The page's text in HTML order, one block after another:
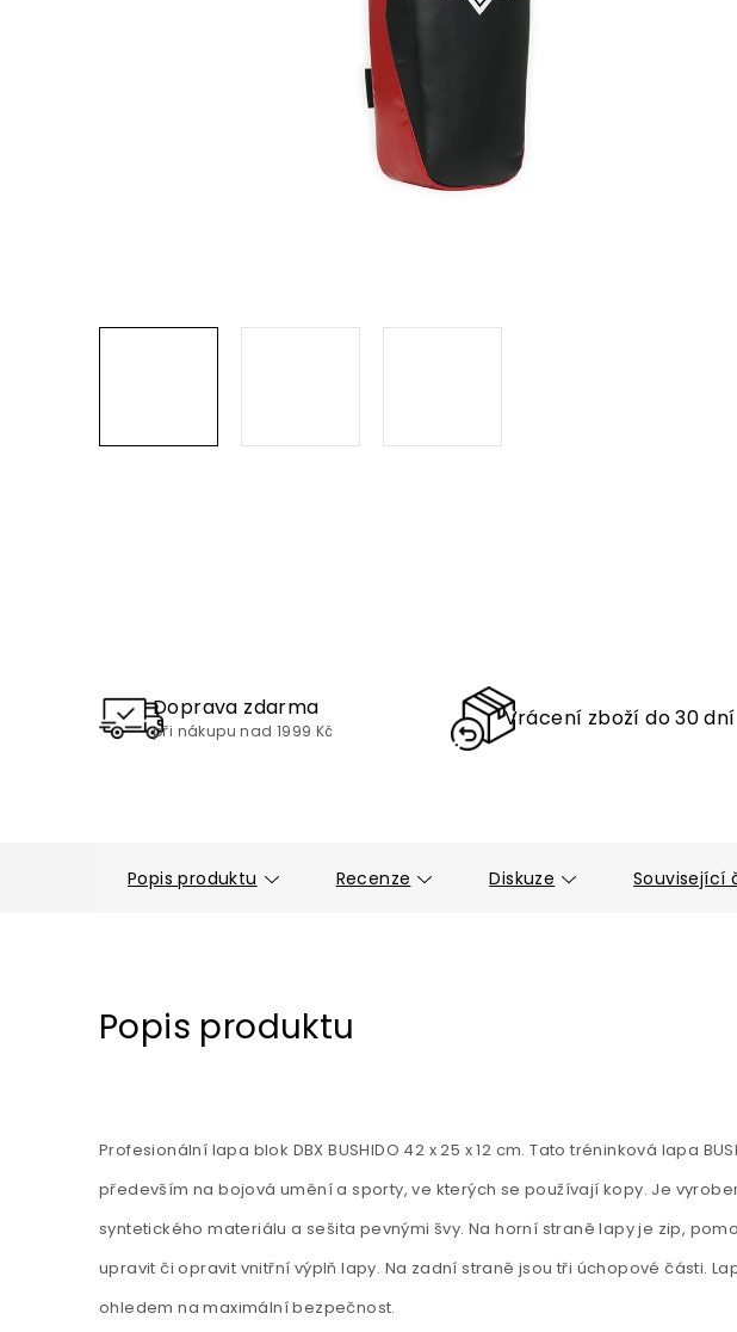
Doprava zdarma
při nákupu nad 1999 Kč Vrácení zboží do 30 dní
Popis produktu Recenze Diskuze Související
Popis produktu
Profesionální lapa blok DBX BUSHIDO 42 x 25 x 12 cm. Tato tréninková lapa
především na bojová umění a sporty, ve kterých se používají kopy. Je
syntetického materiálu a sešita pevnými švy. Na horní straně lapy je zip,
upravit či opravit vnitřní výplň lapy. Na zadní straně jsou tři úchopové části.
ohledem na maximální bezpečnost.